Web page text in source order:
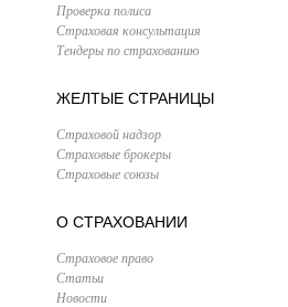
Проверка полиса
Страховая консультация
Тендеры по страхованию
ЖЕЛТЫЕ СТРАНИЦЫ
Страховой надзор
Страховые брокеры
Страховые союзы
О СТРАХОВАНИИ
Страховое право
Статьи
Новости